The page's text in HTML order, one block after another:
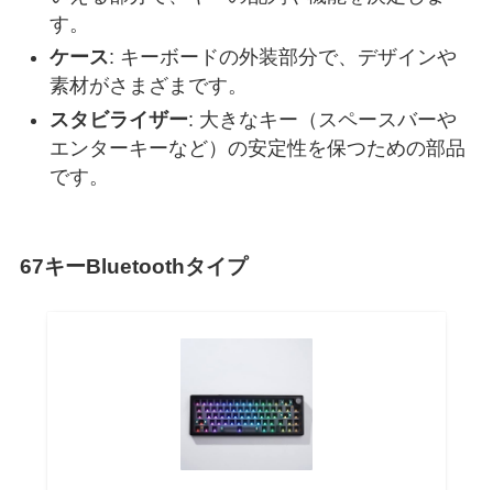
す。
ケース: キーボードの外装部分で、デザインや
素材がさまざまです。
スタビライザー: 大きなキー（スペースバーや
エンターキーなど）の安定性を保つための部品
です。
67キーBluetoothタイプ